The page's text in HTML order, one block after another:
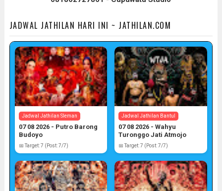
JADWAL JATHILAN HARI INI ~ JATHILAN.COM
Jadwal Jathilan Sleman
07 08 2026 - Putro Barong
Budoyo
📅 Target: 7 (Post: 7/7)
Jadwal Jathilan Bantul
07 08 2026 - Wahyu
Turonggo Jati Atmojo
📅 Target: 7 (Post: 7/7)